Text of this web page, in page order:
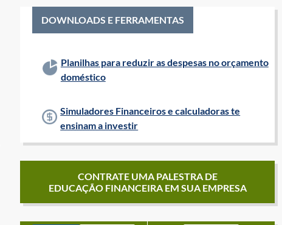
DOWNLOADS E FERRAMENTAS
Planilhas para reduzir as despesas no orçamento
doméstico
Simuladores Financeiros e calculadoras te
ensinam a investir
CONTRATE UMA PALESTRA DE
EDUCAÇÃO FINANCEIRA EM SUA EMPRESA